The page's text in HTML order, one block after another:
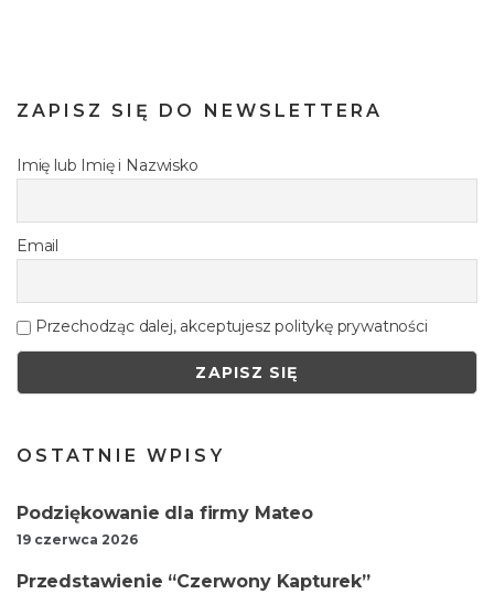
ZAPISZ SIĘ DO NEWSLETTERA
Imię lub Imię i Nazwisko
Email
Przechodząc dalej, akceptujesz politykę prywatności
OSTATNIE WPISY
Podziękowanie dla firmy Mateo
19 czerwca 2026
Przedstawienie “Czerwony Kapturek”